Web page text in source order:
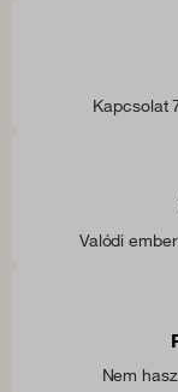
Kapcsolat
Valódi
Nem